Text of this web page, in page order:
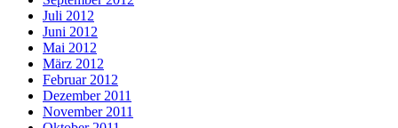
Juli 2012
Juni 2012
Mai 2012
März 2012
Februar 2012
Dezember 2011
November 2011